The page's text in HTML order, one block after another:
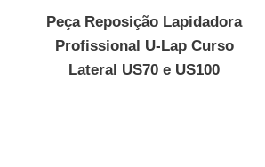
Peça Reposição Lapidadora
Profissional U-Lap Curso
Lateral US70 e US100